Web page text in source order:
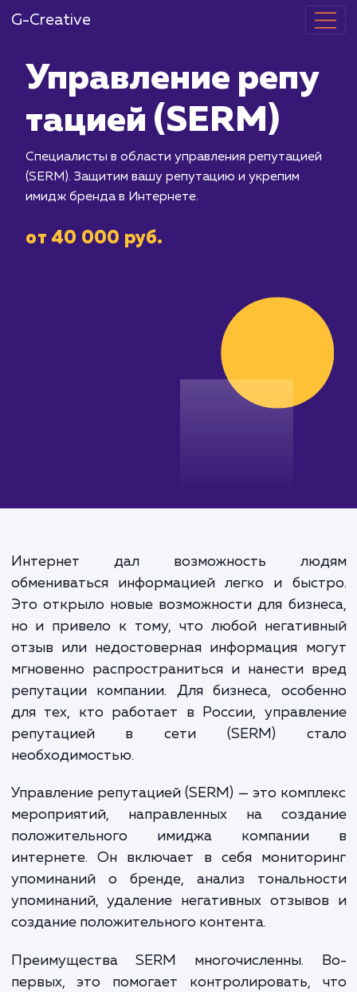
G-Creative
Управление
тацией
(SERM). Защитим вашу репутацию и
от 40 000 руб.
Интернет дал возможность
обмениваться информацией легко и
Это открыло новые возможности для
но и привело к тому, что любой
отзыв или недостоверная информация
мгновенно распространиться и нанести
репутации компании. Для бизнеса,
для тех, кто работает в России,
репутацией в сети (SERM)
необходимостью.
Управление репутацией (SERM) — это
мероприятий, направленных на
положительного имиджа
интернете. Он включает в себя
упоминаний о бренде, анализ